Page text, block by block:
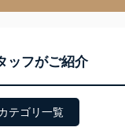
ッフがご紹介
テゴリ一覧